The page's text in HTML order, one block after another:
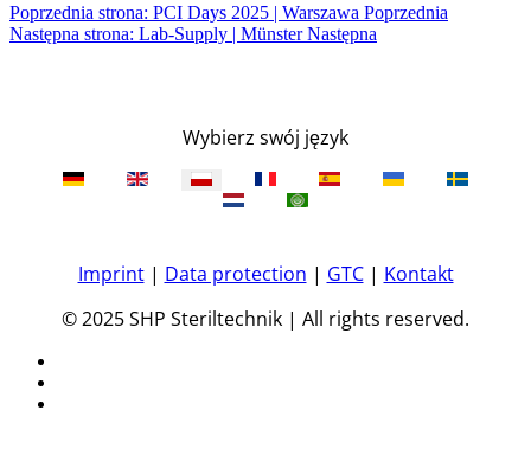
Poprzednia strona: PCI Days 2025 | Warszawa Poprzednia
Następna strona: Lab-Supply | MünsterNastępna
Wybierz swój język
Imprint| Data protection | GTC| Kontakt
© 2025 SHP Steriltechnik | All rights reserved.